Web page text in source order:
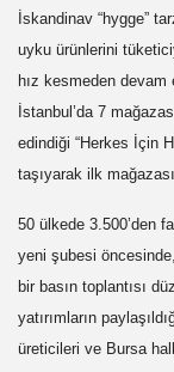
İskandinav “hygge”
uyku ürünlerini
hız kesmeden devam
İstanbul’da 7
edindiği “Herkes İçin
taşıyarak ilk
50 ülkede 3.500’den
yeni şubesi öncesinde,
bir basın toplantısı
yatırımların
üreticileri ve Bursa